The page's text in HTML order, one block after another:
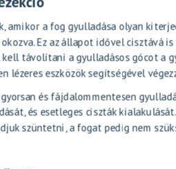
amikor a fog gyulladása olyan
Ez az állapot idővel cisztává
távolítani a gyulladásos gócot a
lézeres eszközök segítségével
és fájdalommentesen
és esetleges ciszták
szüntetni, a fogat pedig nem